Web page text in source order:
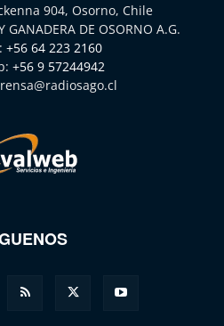
904, Osorno, Chile
GANADERA DE OSORNO A.G.
+56 64 223 2160
+56 9 57244942